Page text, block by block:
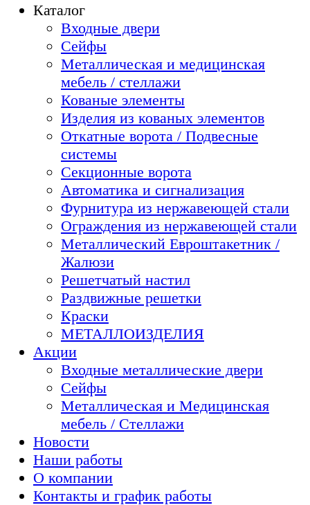
Каталог
Входные двери
Сейфы
Металлическая и медицинская
мебель / стеллажи
Кованые элементы
Изделия из кованых элементов
Откатные ворота / Подвесные
системы
Секционные ворота
Автоматика и сигнализация
Фурнитура из нержавеющей стали
Ограждения из нержавеющей стали
Металлический Евроштакетник /
Жалюзи
Решетчатый настил
Раздвижные решетки
Краски
МЕТАЛЛОИЗДЕЛИЯ
Акции
Входные металлические двери
Сейфы
Металлическая и Медицинская
мебель / Стеллажи
Новости
Наши работы
О компании
Контакты и график работы